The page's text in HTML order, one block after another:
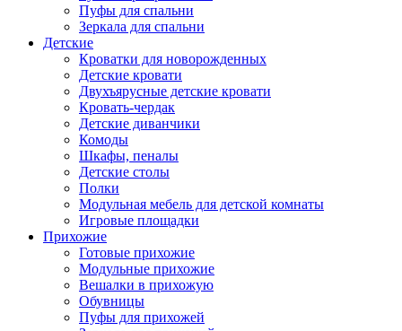
Пуфы для спальни
Зеркала для спальни
Детские
Кроватки для новорожденных
Детские кровати
Двухъярусные детские кровати
Кровать-чердак
Детские диванчики
Комоды
Шкафы, пеналы
Детские столы
Полки
Модульная мебель для детской комнаты
Игровые площадки
Прихожие
Готовые прихожие
Модульные прихожие
Вешалки в прихожую
Обувницы
Пуфы для прихожей